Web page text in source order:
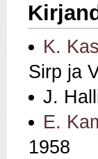
K.
Sirp ja
J.
E.
1958